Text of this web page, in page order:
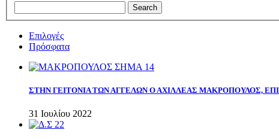
Επιλογές
Πρόσφατα
ΣΤΗΝ ΓΕΙΤΟΝΙΑ ΤΩΝ ΑΓΓΕΛΩΝ Ο ΑΧΙΛΛΕΑΣ ΜΑΚΡΟΠΟΥΛΟΣ,
31 Ιουλίου 2022